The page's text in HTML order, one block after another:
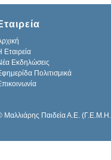
Εταιρεία
Εκδηλώσεις
Πολιτισμικά
Μαλλιάρης Παιδεία Α.Ε.